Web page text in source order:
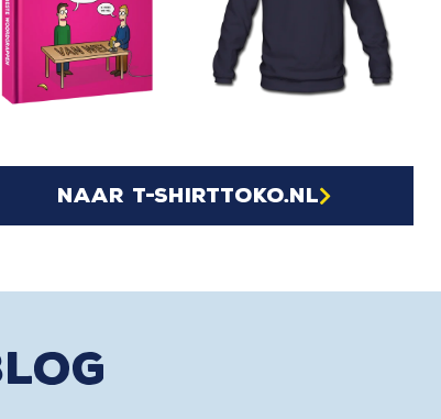
naar t-shirttoko.nl